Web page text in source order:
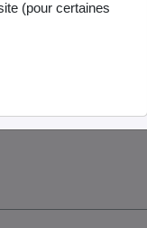
(pour certaines